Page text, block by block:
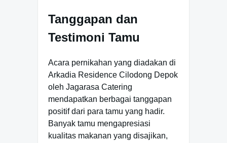
Tanggapan dan
Testimoni Tamu
Acara pernikahan yang diadakan di
Arkadia Residence Cilodong Depok
oleh Jagarasa Catering
mendapatkan berbagai tanggapan
positif dari para tamu yang hadir.
Banyak tamu mengapresiasi
kualitas makanan yang disajikan,